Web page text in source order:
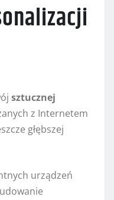
sztucznej
z Internetem
głębszej
urządzeń